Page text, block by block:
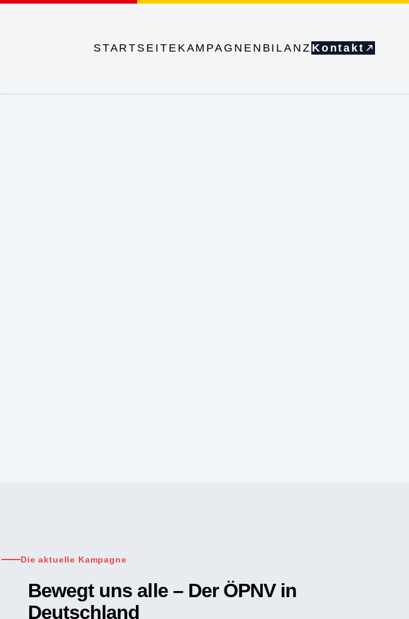
STARTSEITE KAMPAGNEN BILANZ Kontakt
Deutschland-Ticket
Einstieg in die Zukunft